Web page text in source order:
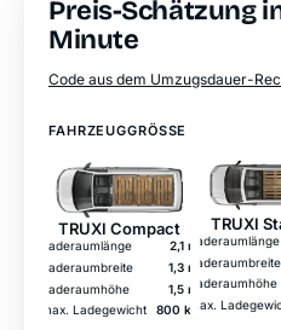
Preis-Schätzung
Minute
Code aus dem Umzugsdauer-
FAHRZEUGGRÖSSE
TRUXI Compact
Laderaumlänge
2,1 m
Laderaumbreite
1,3 m
Laderaumhöhe
1,5 m
max. Ladegewicht
800 kg
TRUXI
Laderaumlänge
Laderaumbreite
Laderaumhöhe
max.